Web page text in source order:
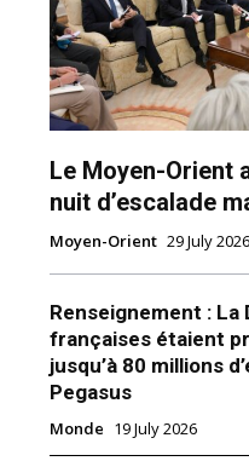
Le Moyen-Orient
nuit d’escalade
Moyen-Orient 29 July 2026
Renseignement : La
françaises étaient
jusqu’à 80 millions
Pegasus
Monde 19 July 2026